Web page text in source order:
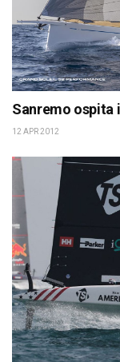
Sanremo ospita
12 APR 2012